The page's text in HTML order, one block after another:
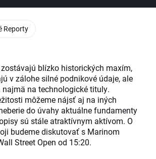
blízko historických maxím,
v zálohe silné podnikové údaje, ale
na technologické tituly.
môžeme nájsť aj na iných
do úvahy aktuálne fundamenty
sú stále atraktívnym aktívom. O
budeme diskutovať s Marinom
Street Open od 15:20.
Reporty